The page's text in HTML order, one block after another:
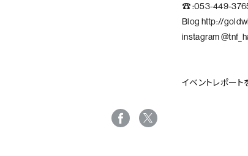
☎ :053-449-
Blog http://
instagram
イベントレポート